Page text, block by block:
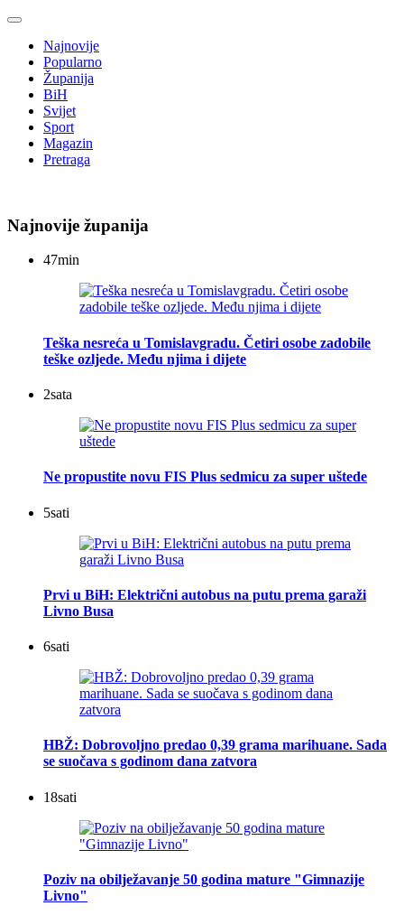
Najnovije
Popularno
Županija
BiH
Svijet
Sport
Magazin
Pretraga
Najnovije županija
47min
Teška nesreća u Tomislavgradu. Četiri osobe zadobile
teške ozljede. Među njima i dijete
2sata
Ne propustite novu FIS Plus sedmicu za super uštede
5sati
Prvi u BiH: Električni autobus na putu prema garaži
Livno Busa
6sati
HBŽ: Dobrovoljno predao 0,39 grama marihuane. Sada
se suočava s godinom dana zatvora
18sati
Poziv na obilježavanje 50 godina mature "Gimnazije
Livno"